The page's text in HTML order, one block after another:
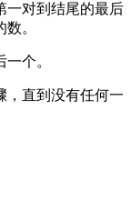
一对到结尾的最后
。
个。
，直到没有任何一